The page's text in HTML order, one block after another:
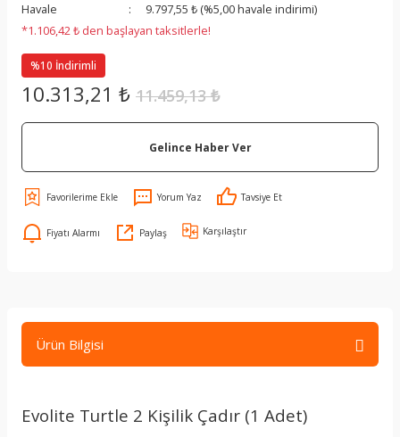
Havale
9.797,55 ₺ (%5,00 havale indirimi)
*1.106,42 ₺ den başlayan taksitlerle!
%10 İndirimli
10.313,21 ₺ 11.459,13 ₺
Gelince Haber Ver
Yorum Yaz Tavsiye Et
Fiyatı Alarmı Paylaş Karşılaştır
Ürün Bilgisi
Evolite Turtle 2 Kişilik Çadır (1 Adet)